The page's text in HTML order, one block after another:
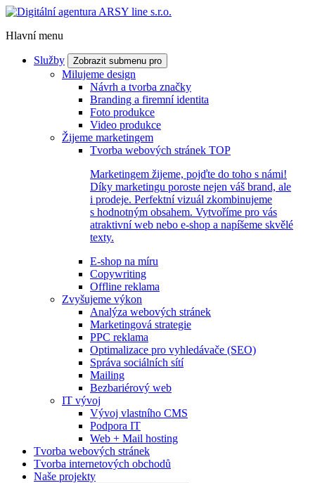
Hlavní menu
Služby Zobrazit submenu pro
Milujeme design
Návrh a tvorba značky
Branding a firemní identita
Foto produkce
Video produkce
Žijeme marketingem
Tvorba webových stránek TOP
Marketingem žijeme, pojďte do toho s námi!
Díky marketingu poroste nejen váš brand, ale
i prodeje. Perfektní vizuál zkombinujeme
s hodnotným obsahem. Vytvoříme pro vás
atraktivní web nebo e-shop a napíšeme skvělé
texty.
E-shop na míru
Copywriting
Offline reklama
Zvyšujeme výkon
Analýza webových stránek
Marketingová strategie
PPC reklama
Optimalizace pro vyhledávače (SEO)
Správa sociálních sítí
Mailing
Bezbariérový web
IT vývoj
Vývoj vlastního CMS
Podpora IT
Web + Mail hosting
Tvorba webových stránek
Tvorba internetových obchodů
Naše projekty